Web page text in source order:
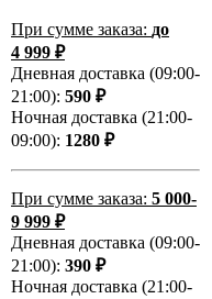
При сумме заказа: до
4 999 ₽
Дневная доставка (09:00-
21:00): 590 ₽
Ночная доставка (21:00-
09:00): 1280 ₽
При сумме заказа: 5 000-
9 999 ₽
Дневная доставка (09:00-
21:00): 390 ₽
Ночная доставка (21:00-